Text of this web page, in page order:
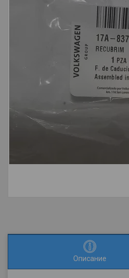
Описание